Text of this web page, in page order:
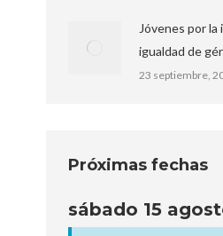
Jóvenes por
igualdad de
23 septiembre,
Próximas fechas
sábado 15